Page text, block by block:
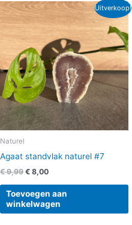
Uitverkoop!
Naturel
Agaat standvlak naturel #7
€9,99
Oorspronkelijke
prijs
was:
€ 8,00
Huidige
prijs
is:
Toevoegen aan
winkelwagen